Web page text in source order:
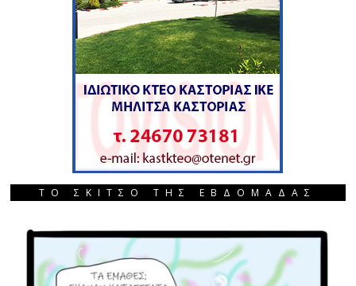
ΤΟ ΣΚΙΤΣΟ ΤΗΣ ΕΒΔΟΜΑΔΑΣ